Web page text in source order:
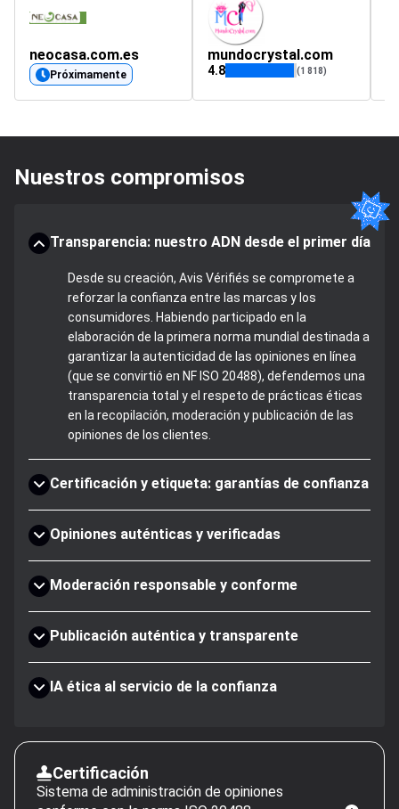
neocasa.com.es
Próximamente
mundocrystal.com
4.8 (1 818)
Nuestros compromisos
Transparencia: nuestro ADN desde el primer día
Desde su creación, Avis Vérifiés se compromete a
reforzar la confianza entre las marcas y los
consumidores. Habiendo participado en la
elaboración de la primera norma mundial destinada a
garantizar la autenticidad de las opiniones en línea
(que se convirtió en NF ISO 20488), defendemos una
transparencia total y el respeto de prácticas éticas
en la recopilación, moderación y publicación de las
opiniones de los clientes.
Certificación y etiqueta: garantías de confianza
Opiniones auténticas y verificadas
Moderación responsable y conforme
Publicación auténtica y transparente
IA ética al servicio de la confianza
Certificación
Sistema de administración de opiniones